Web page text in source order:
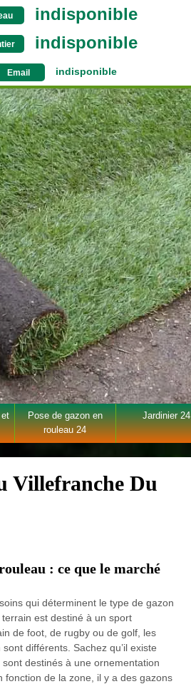
indisponible
indisponible
Email indisponible
et
Pose de gazon en
rouleau 24
Jardinier 24
Villefranche Du
: ce que le marché
qui déterminent le type de gazon
est destiné à un sport
de foot, de rugby ou de golf, les
différents. Sachez qu’il existe
destinés à une ornementation
fonction de la zone, il y a des gazons